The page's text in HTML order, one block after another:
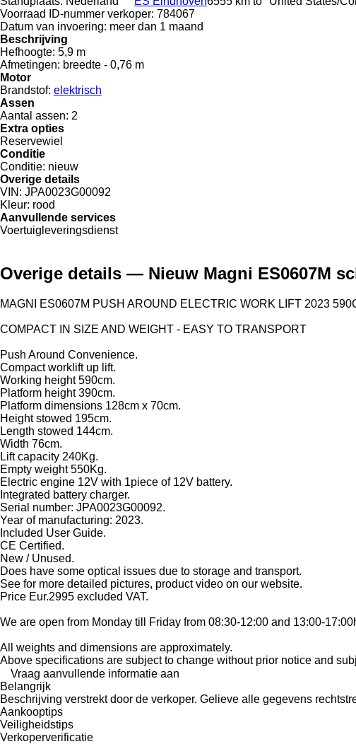
Voorraad ID-nummer verkoper: 784067
Datum van invoering: meer dan 1 maand
Beschrijving
Hefhoogte: 5,9 m
Afmetingen: breedte - 0,76 m
Motor
Brandstof: elektrisch
Assen
Aantal assen: 2
Extra opties
Reservewiel
Conditie
Conditie: nieuw
Overige details
VIN: JPA0023G00092
Kleur: rood
Aanvullende services
Voertuigleveringsdienst
Overige details — Nieuw Magni ES0607M
MAGNI ES0607M PUSH AROUND ELECTRIC WORK LIFT 2023
COMPACT IN SIZE AND WEIGHT - EASY TO TRANSPORT
Push Around Convenience.
Compact worklift up lift.
Working height 590cm.
Platform height 390cm.
Platform dimensions 128cm x 70cm.
Height stowed 195cm.
Length stowed 144cm.
Width 76cm.
Lift capacity 240Kg.
Empty weight 550Kg.
Electric engine 12V with 1piece of 12V battery.
Integrated battery charger.
Serial number: JPA0023G00092.
Year of manufacturing: 2023.
Included User Guide.
CE Certified.
New / Unused.
Does have some optical issues due to storage and transport.
See for more detailed pictures, product video on our website.
Price Eur.2995 excluded VAT.
We are open from Monday till Friday from 08:30-12:00 and 13:00-
All weights and dimensions are approximately.
Above specifications are subject to change without prior notice and
Vraag aanvullende informatie aan
Belangrijk
Beschrijving verstrekt door de verkoper. Gelieve alle gegevens
Aankooptips
Veiligheidstips
Verkoperverificatie